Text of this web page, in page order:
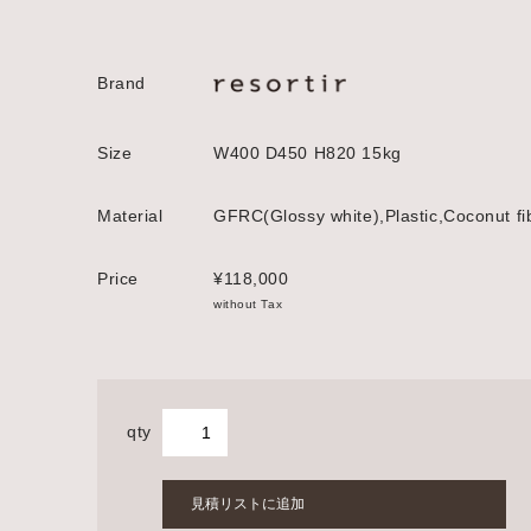
Brand
Size W400 D450 H820 15kg
Material GFRC(Glossy white),Plastic,Coconut
Price ¥118,000
without Tax
qty
見積リストに追加